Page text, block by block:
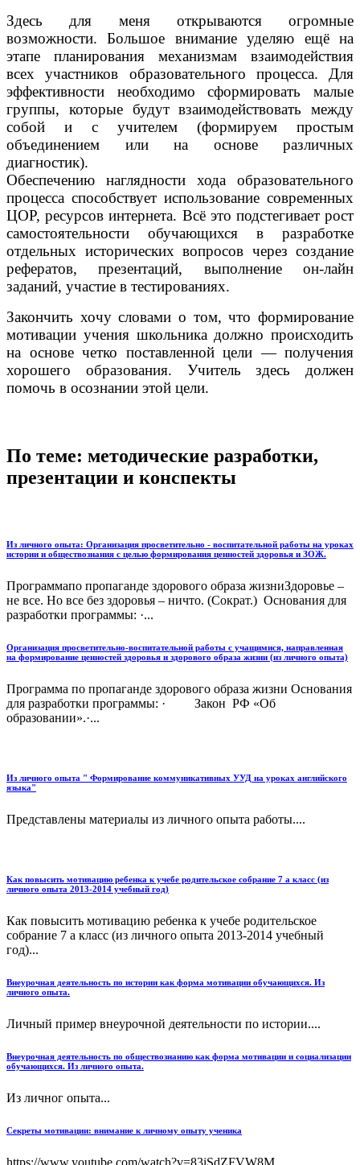
Здесь для меня открываются огромные
возможности. Большое внимание уделяю ещё на
этапе планирования механизмам взаимодействия
всех участников образовательного процесса. Для
эффективности необходимо сформировать малые
группы, которые будут взаимодействовать между
собой и с учителем (формируем простым
объединением или на основе различных
диагностик).
Обеспечению наглядности хода образовательного
процесса способствует использование современных
ЦОР, ресурсов интернета. Всё это подстегивает рост
самостоятельности обучающихся в разработке
отдельных исторических вопросов через создание
рефератов, презентаций, выполнение он-лайн
заданий, участие в тестированиях.
Закончить хочу словами о том, что формирование
мотивации учения школьника должно происходить
на основе четко поставленной цели — получения
хорошего образования. Учитель здесь должен
помочь в осознании этой цели.
По теме: методические разработки,
презентации и конспекты
Из личного опыта: Организация просветительно - воспитательной работы на уроках
истории и обществознания с целью формирования ценностей здоровья и ЗОЖ.
Программапо пропаганде здорового образа жизниЗдоровье –
не все. Но все без здоровья – ничто. (Сократ.) Основания для
разработки программы: ·...
Организация просветительно-воспитательной работы с учащимися, направленная
на формирование ценностей здоровья и здорового образа жизни (из личного опыта)
Программа по пропаганде здорового образа жизни Основания
для разработки программы: · Закон РФ «Об
образовании».·...
Из личного опыта " Формирование коммуникативных УУД на уроках английского
языка"
Представлены материалы из личного опыта работы....
Как повысить мотивацию ребенка к учебе родительское собрание 7 а класс (из
личного опыта 2013-2014 учебный год)
Как повысить мотивацию ребенка к учебе родительское
собрание 7 а класс (из личного опыта 2013-2014 учебный
год)...
Внеурочная деятельность по истории как форма мотивации обучающихся. Из
личного опыта.
Личный пример внеурочной деятельности по истории....
Внеурочная деятельность по обществознанию как форма мотивации и социализации
обучающихся. Из личного опыта.
Из личног опыта...
Секреты мотивации: внимание к личному опыту ученика
https://www.youtube.com/watch?v=83iSdZFVW8M...